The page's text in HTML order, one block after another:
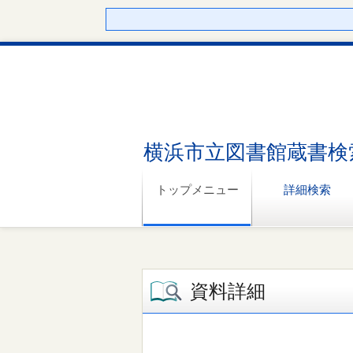
横浜市立図書館蔵書
トップメニュー 詳細検索
資料詳細